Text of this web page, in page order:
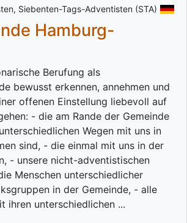
Siebenten-Tags-Adventisten (STA)
Hamburg-
Berufung als
bewusst erkennen, annehmen und
offenen Einstellung liebevoll auf
- die am Rande der Gemeinde
Wegen mit uns in
sind, - die einmal mit uns in der
- unsere nicht-adventistischen
Menschen unterschiedlicher
in der Gemeinde, - alle
ihren unterschiedlichen ...